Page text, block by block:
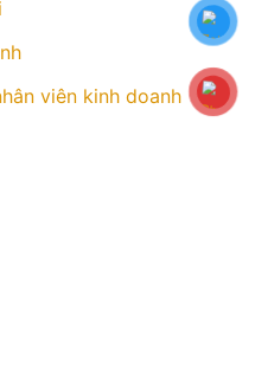
viên kinh doanh